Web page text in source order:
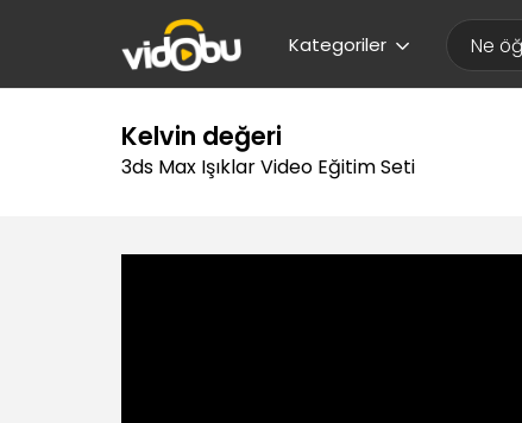
Kategoriler
Kelvin değeri
3ds Max Işıklar Video Eğitim Seti